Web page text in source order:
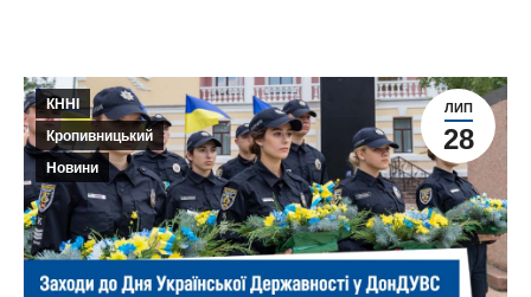
ЛИП
28
КННІ
Кропивницький
Новини